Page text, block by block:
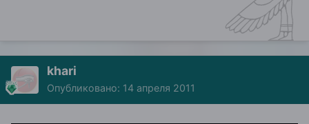
khari
Опубликовано: 14 апреля 2011